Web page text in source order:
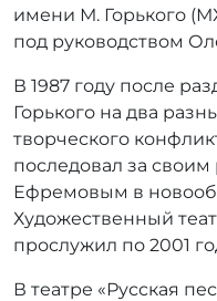
имени М. Горького
под руководством
В 1987 году после
Горького на два
творческого
последовал за
Ефремовым в
Художественный
прослужил по 2001
В театре «Русская